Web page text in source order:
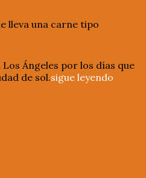
lleva una carne tipo
Ángeles por los días que
de sol.sigue leyendo